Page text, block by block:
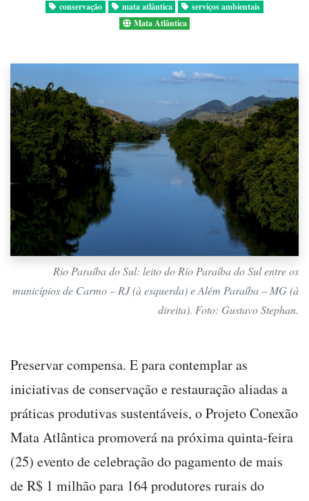
conservação mata atlântica
serviços ambientais
Mata Atlântica
Rio Paraíba do Sul: leito do Rio Paraíba do Sul entre os
municípios de Carmo – RJ (à esquerda) e Além Paraíba – MG (à
direita). Foto: Gustavo Stephan.
Preservar compensa. E para contemplar as
iniciativas de conservação e restauração aliadas a
práticas produtivas sustentáveis, o Projeto Conexão
Mata Atlântica promoverá na próxima quinta-feira
(25) evento de celebração do pagamento de mais
de R$ 1 milhão para 164 produtores rurais do